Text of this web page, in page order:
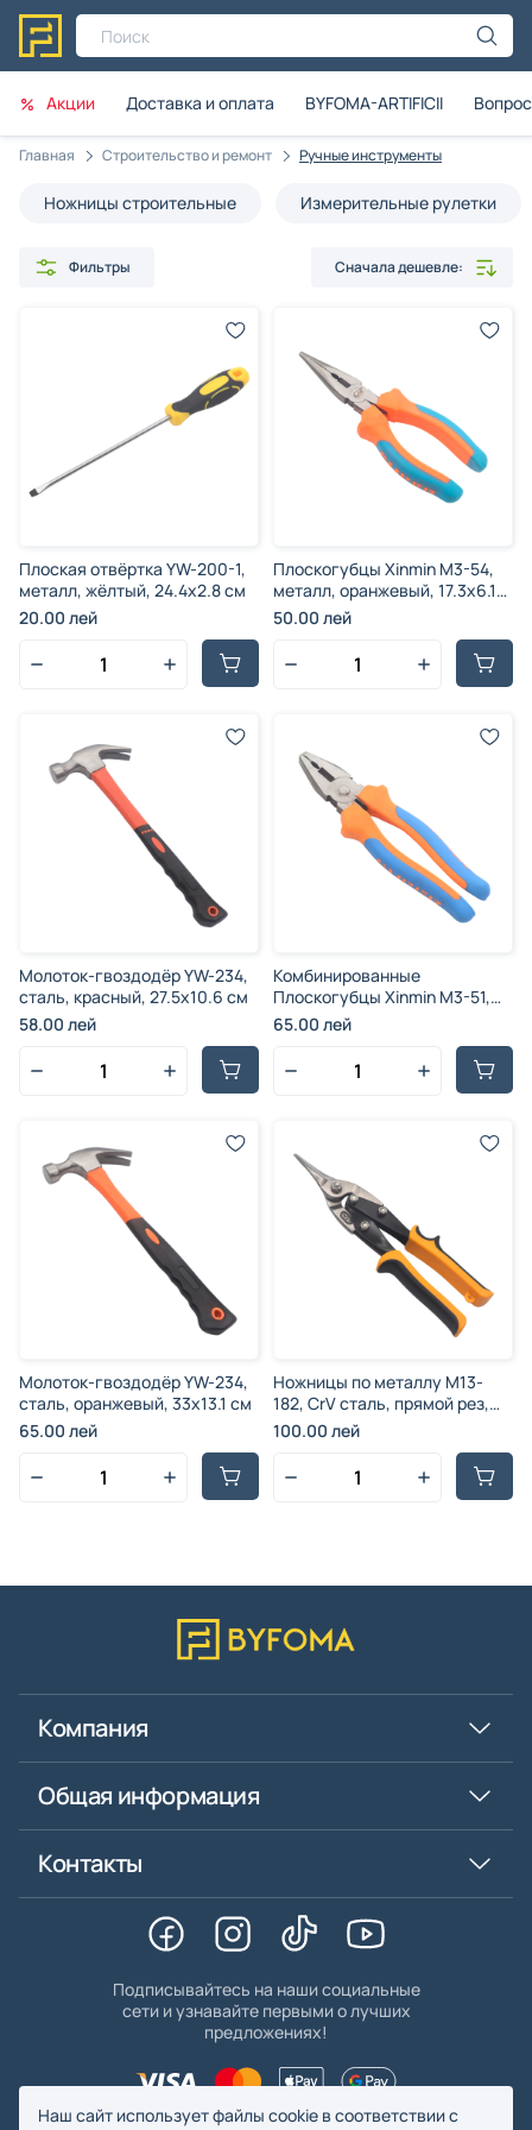
Поиск
Акции Доставка и оплата BYFOMA-ARTIFICII
Главная Строительство и ремонт Ручные инструменты
Ножницы строительные Измерительные рулетки
Фильтры Сначала дешевле:
Плоская отвёртка YW-200-1,
металл, жёлтый, 24.4x2.8 см
20.00 лей
Плоскогубцы Xinmin M3-54,
металл, оранжевый, 17.3x6.1
см
50.00 лей
Молоток-гвоздодёр YW-234,
сталь, красный, 27.5x10.6 см
58.00 лей
Комбинированные
Плоскогубцы Xinmin M3-51,
металл, оранжевый, 20x6 см
65.00 лей
Молоток-гвоздодёр YW-234,
сталь, оранжевый, 33x13.1 см
65.00 лей
Ножницы по металлу M13-
182, CrV сталь, прямой рез,
25x7.5 см
100.00 лей
Компания
Общая информация
Контакты
Подписывайтесь на наши социальные
сети и узнавайте первыми о лучших
предложениях!
Наш сайт использует файлы cookie в соответствии с